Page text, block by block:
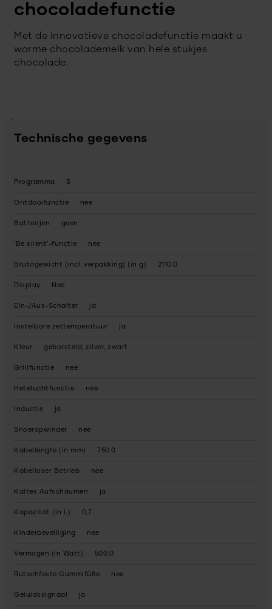
chocoladefunctie
Met de innovatieve chocoladefunctie maakt u
warme chocolademelk van hele stukjes
chocolade.
Technische gegevens
Programma 3
Ontdooifunctie nee
Batterijen geen
'Be silent'-functie nee
Brutogewicht (incl. verpakking) (in g) 2110.0
Display Nee
Ein-/Aus-Schalter ja
Instelbare zettemperatuur ja
Kleur geborsteld, zilver, zwart
Grillfunctie nee
Heteluchtfunctie nee
Inductie ja
Snoeropwinder nee
Kabellengte (in mm) 750.0
Kabelloser Betrieb nee
Kaltes Aufschäumen ja
Kapazität (in L) 0,7
Kinderbeveiliging nee
Vermogen (in Watt) 500.0
Rutschfeste Gummifüße nee
Geluidssignaal ja